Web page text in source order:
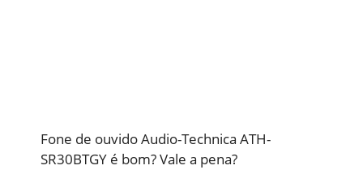
Fone de ouvido Audio-Technica ATH-
SR30BTGY é bom? Vale a pena?